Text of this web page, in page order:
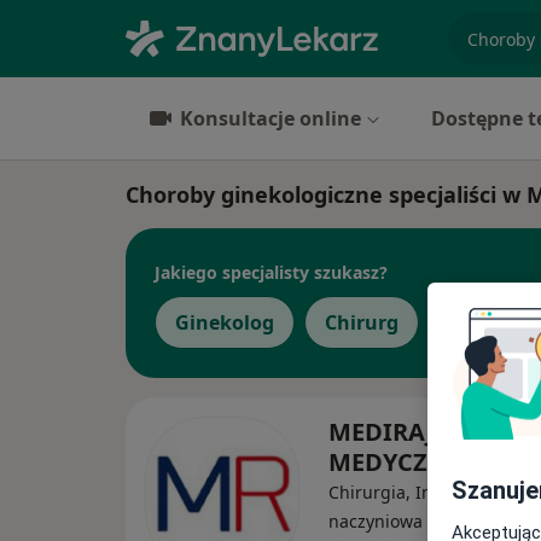
Konsultacje online Dostępne
Choroby ginekologiczne specjaliści w
Jakiego specjalisty szukasz?
Ginekolog Chirurg
MEDIRAJ
MEDYCZNE SP. Z
Chirurgia, Interna,
naczyniowa
Więcej